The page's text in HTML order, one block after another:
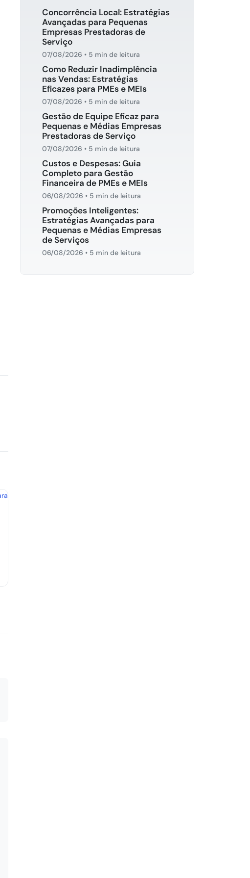
Concorrência Local: Estratégias
Avançadas para Pequenas
Empresas Prestadoras de
Serviço
07/08/2026 • 5 min de leitura
Como Reduzir Inadimplência
nas Vendas: Estratégias
Eficazes para PMEs e MEIs
07/08/2026 • 5 min de leitura
Gestão de Equipe Eficaz para
Pequenas e Médias Empresas
Prestadoras de Serviço
07/08/2026 • 5 min de leitura
Custos e Despesas: Guia
Completo para Gestão
Financeira de PMEs e MEIs
06/08/2026 • 5 min de leitura
Promoções Inteligentes:
Estratégias Avançadas para
Pequenas e Médias Empresas
de Serviços
06/08/2026 • 5 min de leitura